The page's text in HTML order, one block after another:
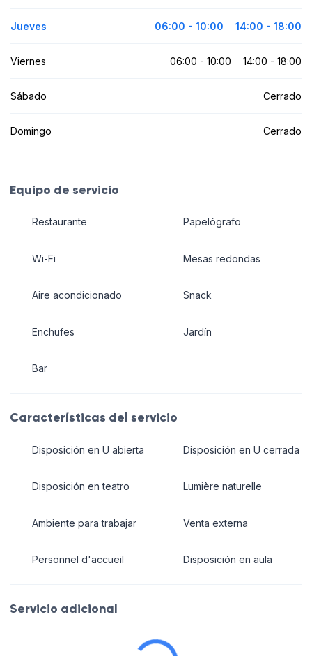
Jueves 06:00 - 10:00 14:00 - 18:00
Viernes 06:00 - 10:00 14:00 - 18:00
Sábado Cerrado
Domingo Cerrado
Equipo de servicio
Restaurante
Wi-Fi
Aire acondicionado
Enchufes
Bar
Papelógrafo
Mesas redondas
Snack
Jardín
Características del servicio
Disposición en U abierta
Disposición en teatro
Ambiente para trabajar
Personnel d'accueil
Disposición en U cerrada
Lumière naturelle
Venta externa
Disposición en aula
Servicio adicional